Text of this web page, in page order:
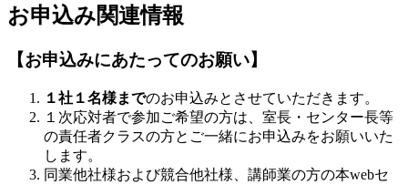
お申込み関連情報
【お申込みにあたってのお願い】
１社１名様までのお申込みとさせていただきます。
１次応対者で参加ご希望の方は、室長・センター長等
の責任者クラスの方とご一緒にお申込みをお願いいた
します。
同業他社様および競合他社様、講師業の方の本webセ